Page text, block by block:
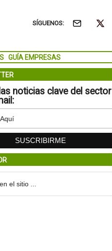
SÍGUENOS:
GUÍA EMPRESAS
noticias clave del sector